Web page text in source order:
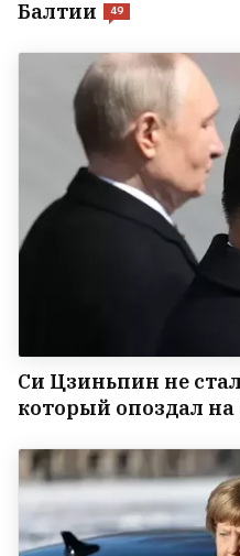
Балтии 49
Си Цзиньпин не
который опоздал